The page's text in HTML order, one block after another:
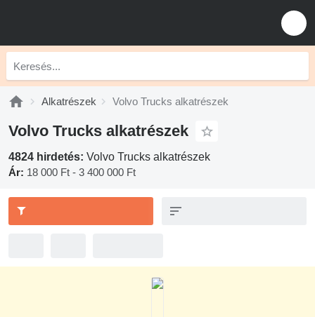
Alkatrészek Volvo Trucks alkatrészek
Volvo Trucks alkatrészek
4824 hirdetés: Volvo Trucks alkatrészek
Ár: 18 000 Ft - 3 400 000 Ft